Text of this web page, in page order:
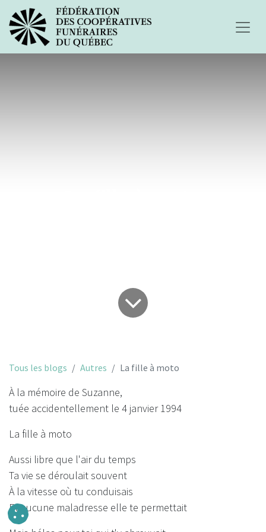
Tous les blogs Autres La fille à moto
À la mémoire de Suzanne,
tuée accidentellement le 4 janvier 1994
La fille à moto
Aussi libre que l'air du temps
Ta vie se déroulait souvent
À la vitesse où tu conduisais
Et aucune maladresse elle te permettait